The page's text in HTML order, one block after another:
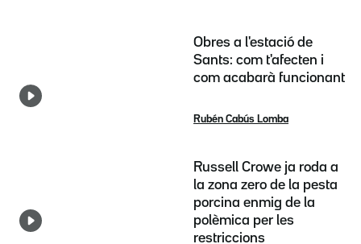
Obres a l'estació de
Sants: com t'afecten i
com acabarà funcionant
Rubén Cabús Lomba
Russell Crowe ja roda a
la zona zero de la pesta
porcina enmig de la
polèmica per les
restriccions